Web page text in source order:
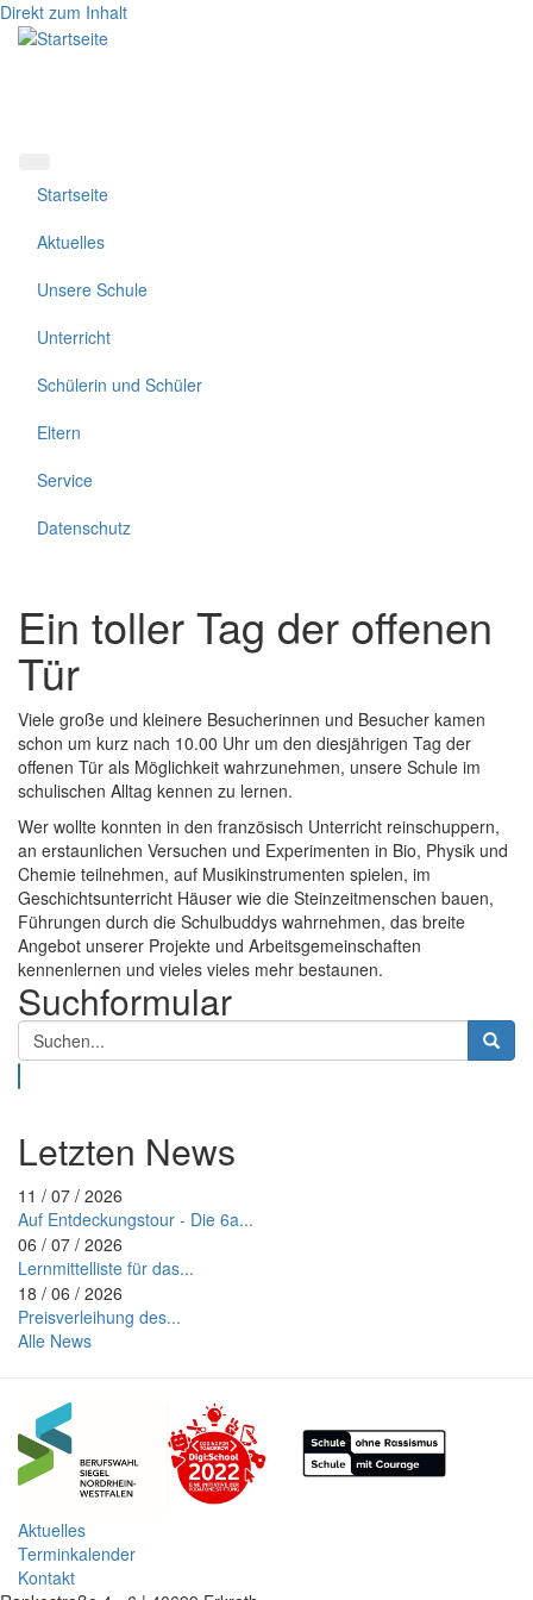
Direkt zum Inhalt
Startseite
Aktuelles
Unsere Schule
Unterricht
Schülerin und Schüler
Eltern
Service
Datenschutz
Ein toller Tag der offenen
Tür
Viele große und kleinere Besucherinnen und Besucher kamen
schon um kurz nach 10.00 Uhr um den diesjährigen Tag der
offenen Tür als Möglichkeit wahrzunehmen, unsere Schule im
schulischen Alltag kennen zu lernen.
Wer wollte konnten in den französisch Unterricht reinschuppern,
an erstaunlichen Versuchen und Experimenten in Bio, Physik und
Chemie teilnehmen, auf Musikinstrumenten spielen, im
Geschichtsunterricht Häuser wie die Steinzeitmenschen bauen,
Führungen durch die Schulbuddys wahrnehmen, das breite
Angebot unserer Projekte und Arbeitsgemeinschaften
kennenlernen und vieles vieles mehr bestaunen.
Suchformular
Suche
Letzten News
11 / 07 / 2026
Auf Entdeckungstour - Die 6a...
06 / 07 / 2026
Lernmittelliste für das...
18 / 06 / 2026
Preisverleihung des...
Alle News
Aktuelles
Terminkalender
Kontakt